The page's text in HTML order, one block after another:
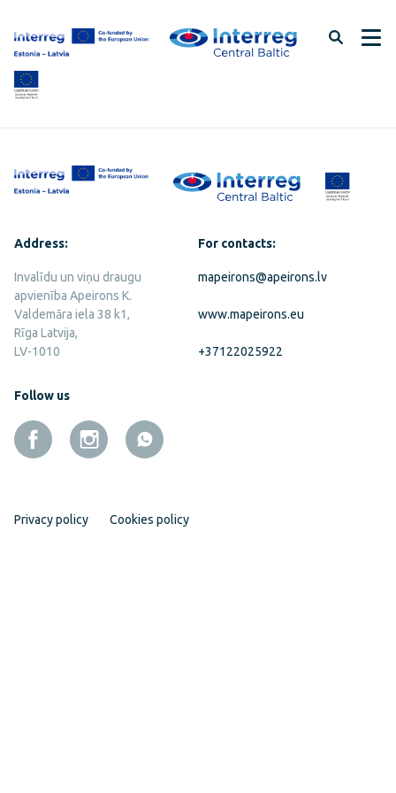
page
content
Address:
Invalīdu un viņu draugu
apvienība Apeirons K.
Valdemāra iela 38 k1,
Rīga Latvija,
LV-1010
For contacts:
mapeirons@apeirons.lv
www.mapeirons.eu
+37122025922
Follow us
Privacy policy Cookies policy